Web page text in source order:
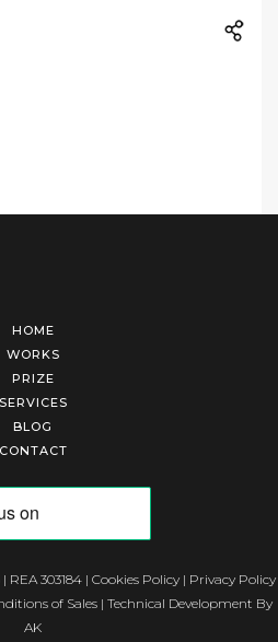
HOME
WORKS
PRIZE
SERVICES
BLOG
CONTACT
REA 303184 | Cookies Policy | Privacy Policy
of Sales| Technical Development By
AK